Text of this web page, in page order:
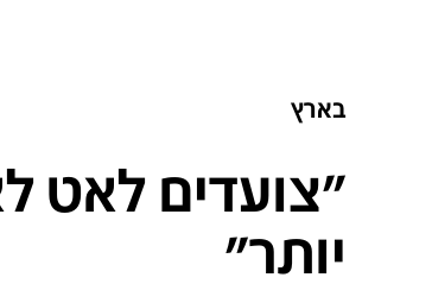
בארץ
"צועדים לאט
יותר"